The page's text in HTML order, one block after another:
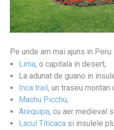
Pe unde am mai ajuns in Peru:
Lima, o capitala in desert;
La adunat de guano in
Inca trail, un traseu
Machu Picchu;
Arequipa, cu aer medieval
Lacul Titicaca si insulele